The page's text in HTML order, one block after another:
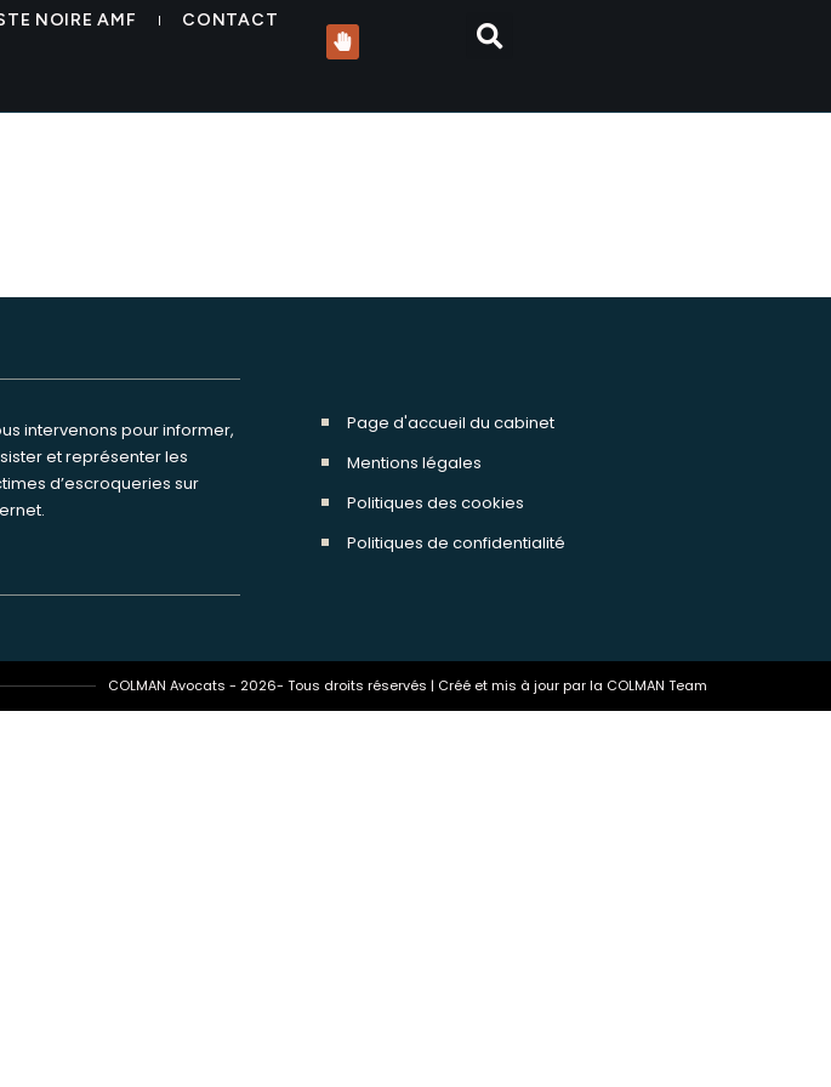
NOIRE AMF CONTACT
avocats
Page d'accueil du cabinet
Mentions légales
Politiques des cookies
Politiques de confidentialité
COLMAN Avocats - 2026- Tous droits réservés | Créé et mis à jour par la COLMAN Team